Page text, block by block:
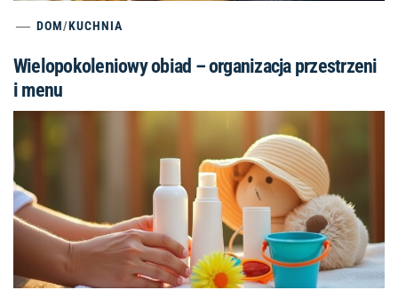
DOM/KUCHNIA
Wielopokoleniowy obiad – organizacja przestrzeni
i menu